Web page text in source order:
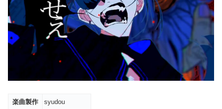
楽曲製作 syudou